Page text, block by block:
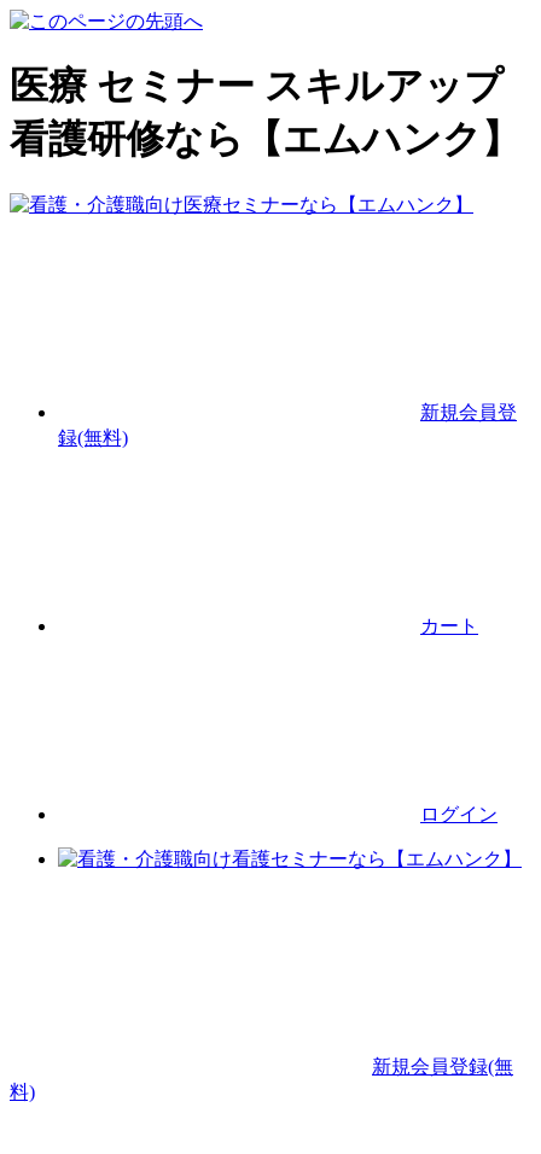
医療 セミナー スキルアップ
看護研修なら【エムハンク】
新規会員登
録(無料)
カート
ログイン
新規会員登録(無
料)